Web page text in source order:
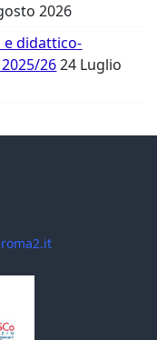
2026
didattico-
26 24 Luglio